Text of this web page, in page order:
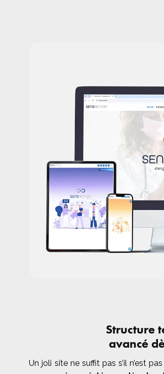
Structure
avancé
Un joli site ne suffit pas s’il n’est